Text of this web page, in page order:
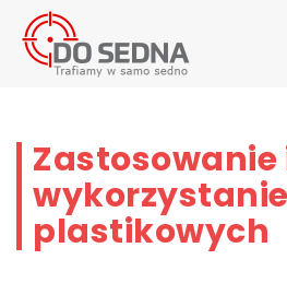
Zastosowanie
plastikowych